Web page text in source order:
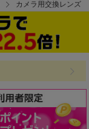
カメラ用交換レンズ